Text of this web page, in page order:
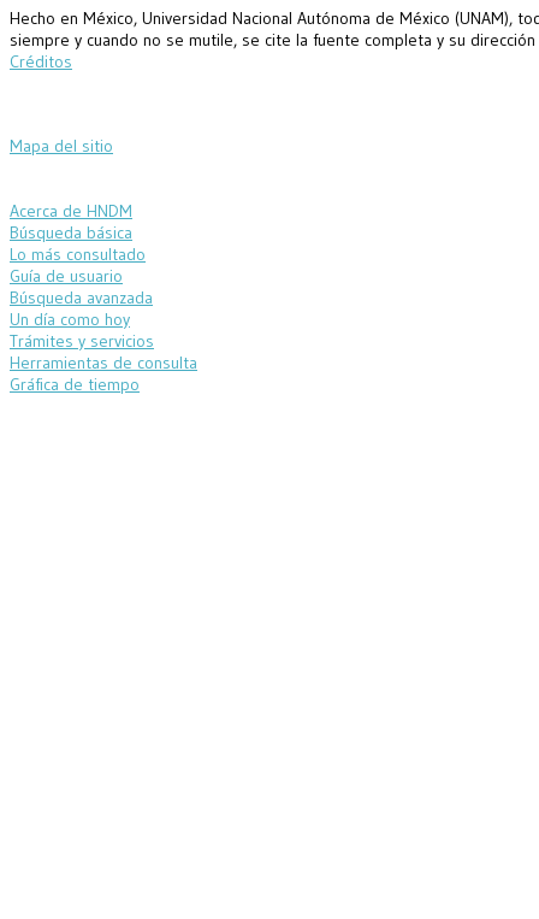
Hecho en México, Universidad Nacional Autónoma de México
siempre y cuando no se mutile, se cite la fuente completa y su
Créditos
Mapa del sitio
Acerca de HNDM
Búsqueda básica
Lo más consultado
Guía de usuario
Búsqueda avanzada
Un día como hoy
Trámites y servicios
Herramientas de consulta
Gráfica de tiempo